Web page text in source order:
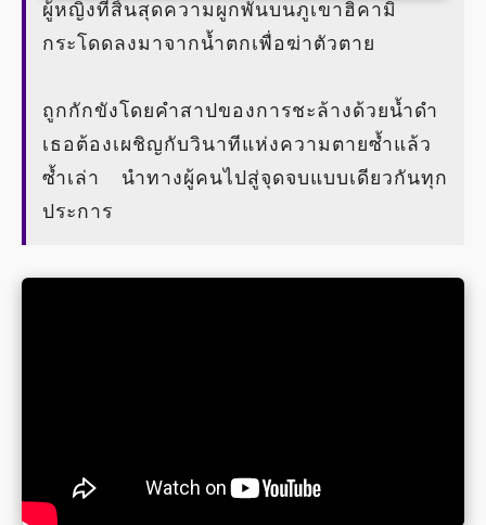
ผู้หญิงที่สิ้นสุดความผูกพันบนภูเขาฮิคามิ
กระโดดลงมาจากน้ำตกเพื่อฆ่าตัวตาย
ถูกกักขังโดยคำสาปของการชะล้างด้วยน้ำดำ
เธอต้องเผชิญกับวินาทีแห่งความตายซ้ำแล้ว
ซ้ำเล่า นำทางผู้คนไปสู่จุดจบแบบเดียวกันทุก
ประการ